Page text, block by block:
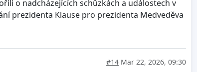
o nadcházejících schůzkách a událostech v
prezidenta Klause pro prezidenta Medveděva
#14 Mar 22, 2026, 09:30